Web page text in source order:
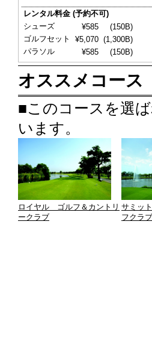
レンタル料金 (予約不可)
シューズ
¥585
(150B)
ゴルフセット
¥5,070 (1,300B)
パラソル
¥585 (150B)
オススメコース
■このコースを選
います。
ロイヤル ゴルフ＆カントリ
ークラブ
サミッ
フクラブ